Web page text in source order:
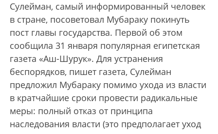
Сулейман, самый информированный человек
в стране, посоветовал Мубараку покинуть
пост главы государства. Первой об этом
сообщила 31 января популярная египетская
газета «Аш-Шурук». Для устранения
беспорядков, пишет газета, Сулейман
предложил Мубараку помимо ухода из власти
в кратчайшие сроки провести радикальные
меры: полный отказ от принципа
наследования власти (это предполагает уход